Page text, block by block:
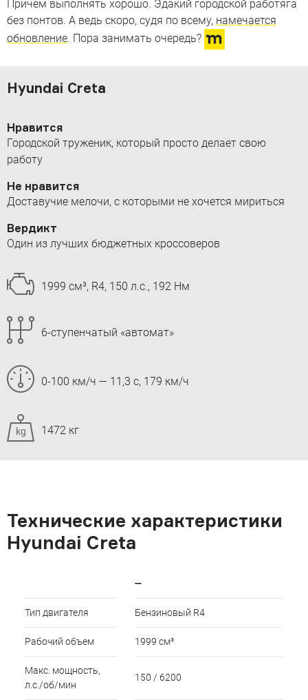
Причем выполнять хорошо. Эдакий городской работяга
без понтов. А ведь скоро, судя по всему, намечается
обновление. Пора занимать очередь?
Hyundai Creta
Нравится
Городской труженик, который просто делает свою
работу
Не нравится
Доставучие мелочи, с которыми не хочется мириться
Вердикт
Один из лучших бюджетных кроссоверов
1999 см³, R4, 150 л.с., 192 Нм
6-ступенчатый «автомат»
0-100 км/ч — 11,3 c, 179 км/ч
kg 1472 кг
Технические характеристики
Hyundai Creta
—
Тип двигателя Бензиновый R4
Рабочий объем 1999 см³
Макс. мощность,
л.с./об/мин
150 / 6200